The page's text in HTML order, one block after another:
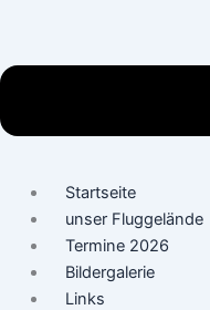
Startseite
unser Fluggelände
Termine 2026
Bildergalerie
Links